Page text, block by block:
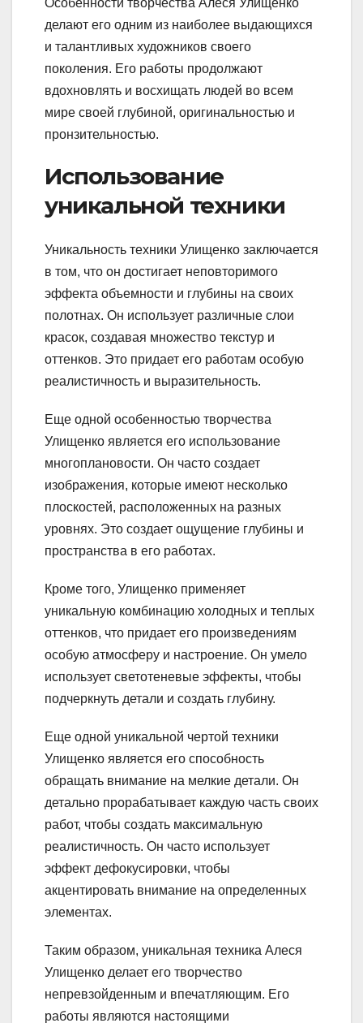
Особенности творчества Алеся Улищенко
делают его одним из наиболее выдающихся
и талантливых художников своего
поколения. Его работы продолжают
вдохновлять и восхищать людей во всем
мире своей глубиной, оригинальностью и
пронзительностью.
Использование
уникальной техники
Уникальность техники Улищенко заключается
в том, что он достигает неповторимого
эффекта объемности и глубины на своих
полотнах. Он использует различные слои
красок, создавая множество текстур и
оттенков. Это придает его работам особую
реалистичность и выразительность.
Еще одной особенностью творчества
Улищенко является его использование
многоплановости. Он часто создает
изображения, которые имеют несколько
плоскостей, расположенных на разных
уровнях. Это создает ощущение глубины и
пространства в его работах.
Кроме того, Улищенко применяет
уникальную комбинацию холодных и теплых
оттенков, что придает его произведениям
особую атмосферу и настроение. Он умело
использует светотеневые эффекты, чтобы
подчеркнуть детали и создать глубину.
Еще одной уникальной чертой техники
Улищенко является его способность
обращать внимание на мелкие детали. Он
детально прорабатывает каждую часть своих
работ, чтобы создать максимальную
реалистичность. Он часто использует
эффект дефокусировки, чтобы
акцентировать внимание на определенных
элементах.
Таким образом, уникальная техника Алеся
Улищенко делает его творчество
непревзойденным и впечатляющим. Его
работы являются настоящими